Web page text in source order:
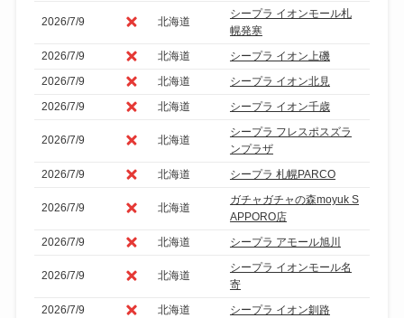
2026/7/9 北海道
シープラ イオンモール札
幌発寒
2026/7/9
北海道
シープラ イオン上磯
2026/7/9
北海道
シープラ イオン北見
2026/7/9
北海道 シープラ イオン千歳
2026/7/9 北海道
シープラ フレスポスズラ
ンプラザ
2026/7/9
北海道 シープラ 札幌PARCO
2026/7/9 北海道
ガチャガチャの森moyuk S
APPORO店
2026/7/9
北海道 シープラ アモール旭川
2026/7/9 北海道
シープラ イオンモール名
寄
2026/7/9
北海道
シープラ イオン釧路